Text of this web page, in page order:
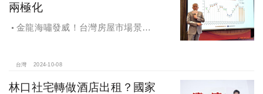
兩極化
金龍海嘯發威！台灣房屋市場景氣
望全壘打
台灣 2024-10-08
林口社宅轉做酒店出租？國家